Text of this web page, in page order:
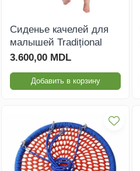
Сиденье качелей для
малышей Tradițional
3.600,00 MDL
Добавить в корзину